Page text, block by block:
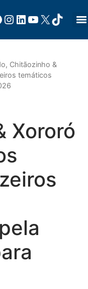
Chitãozinho &
temáticos
Xororó